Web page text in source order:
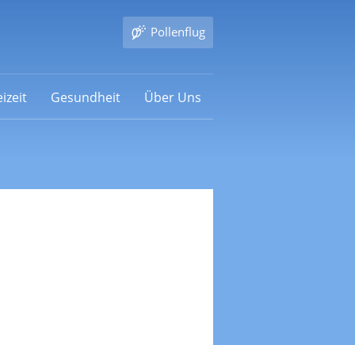
Pollenflug
Gesundheit Über Uns